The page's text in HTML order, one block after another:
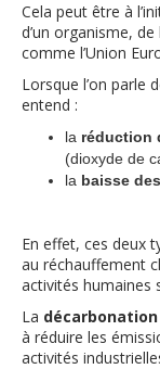
Cela peut être à
d’un organisme,
comme l’Union
Lorsque l’on parle
entend :
la réduction
(dioxyde de
la baisse
En effet, ces deux
au réchauffement
activités humaines
La
à réduire les
activités